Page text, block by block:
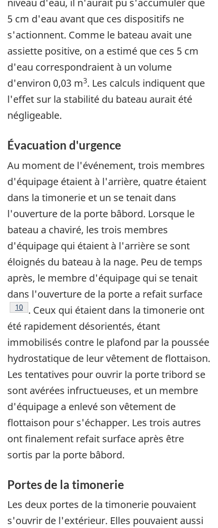
niveau d'eau, il n'aurait pu s'accumuler que
5 cm d'eau avant que ces dispositifs ne
s'actionnent. Comme le bateau avait une
assiette positive, on a estimé que ces 5 cm
d'eau correspondraient à un volume
d'environ 0,03 m3. Les calculs indiquent que
l'effet sur la stabilité du bateau aurait été
négligeable.
Évacuation d'urgence
Au moment de l'événement, trois membres
d'équipage étaient à l'arrière, quatre étaient
dans la timonerie et un se tenait dans
l'ouverture de la porte bâbord. Lorsque le
bateau a chaviré, les trois membres
d'équipage qui étaient à l'arrière se sont
éloignés du bateau à la nage. Peu de temps
après, le membre d'équipage qui se tenait
dans l'ouverture de la porte a refait surface
Note de bas de page
10 . Ceux qui étaient dans la timonerie ont
été rapidement désorientés, étant
immobilisés contre le plafond par la poussée
hydrostatique de leur vêtement de flottaison.
Les tentatives pour ouvrir la porte tribord se
sont avérées infructueuses, et un membre
d'équipage a enlevé son vêtement de
flottaison pour s'échapper. Les trois autres
ont finalement refait surface après être
sortis par la porte bâbord.
Portes de la timonerie
Les deux portes de la timonerie pouvaient
s'ouvrir de l'extérieur. Elles pouvaient aussi